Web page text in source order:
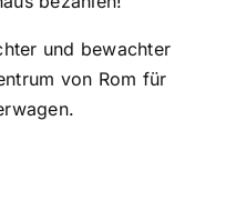
und bewachter
von Rom für